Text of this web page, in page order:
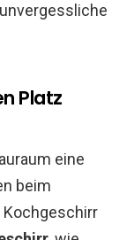
Platz
eine
beim
Kochgeschirr